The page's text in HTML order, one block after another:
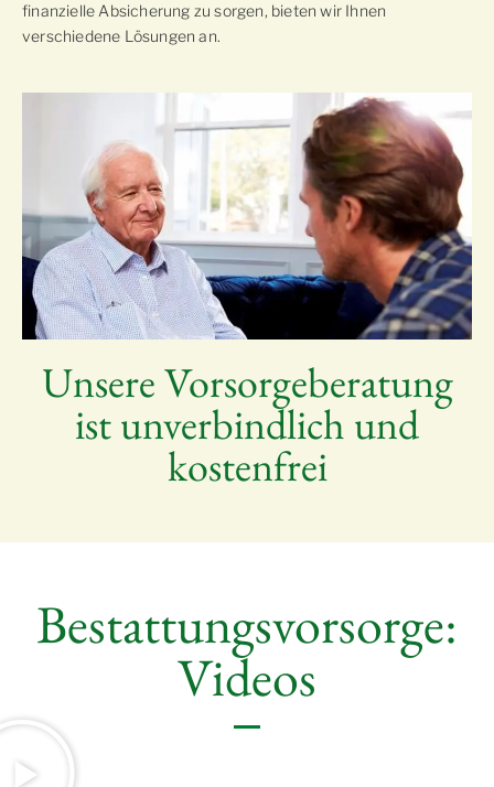
finanzielle Absicherung zu sorgen, bieten wir Ihnen
verschiedene Lösungen an.
Unsere Vorsorgeberatung
ist unverbindlich und
kostenfrei
Bestattungsvorsorge:
Videos